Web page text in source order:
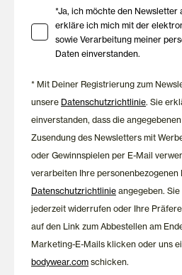
Ihre Zustimmung zu
*Ja, ich möchte den Newsletter
erkläre ich mich mit der elektronischen Speicherung
sowie Verarbeitung meiner
Daten einverstanden.
* Mit Deiner Registrierung zum
unsere Datenschutzrichtlinie. Sie
einverstanden, dass die
Zusendung des Newsletters mit
oder Gewinnspielen per E-Mail
verarbeiten Ihre personenbezogenen
Datenschutzrichtlinie angegeben.
jederzeit widerrufen oder Ihre
auf den Link zum Abbestellen am
Marketing-E-Mails klicken oder uns
bodywear.com schicken.